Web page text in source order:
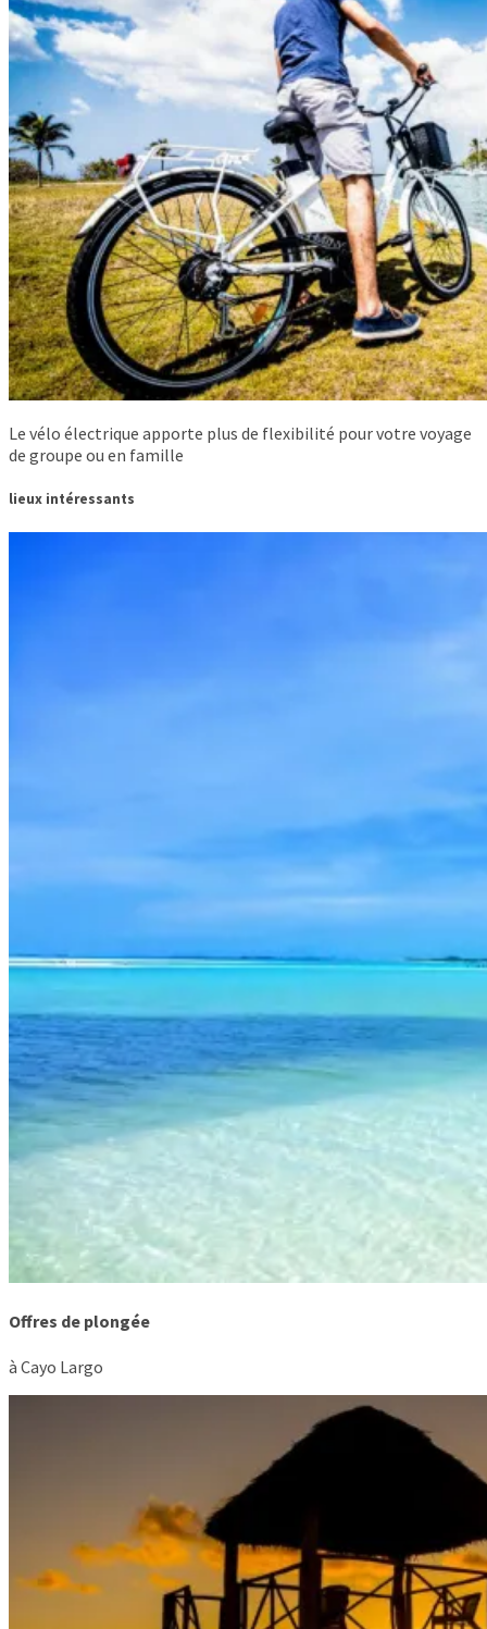
Le vélo électrique apporte plus de flexibilité pour votre voyage
de groupe ou en famille
lieux intéressants
Offres de plongée
à Cayo Largo